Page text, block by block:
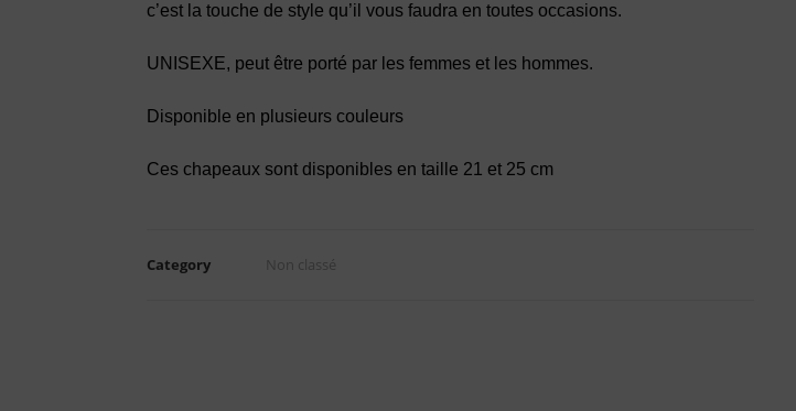
c’est la touche de style qu’il vous faudra en toutes occasions.
UNISEXE, peut être porté par les femmes et les hommes.
Disponible en plusieurs couleurs
Ces chapeaux sont disponibles en taille 21 et 25 cm
Category Non classé